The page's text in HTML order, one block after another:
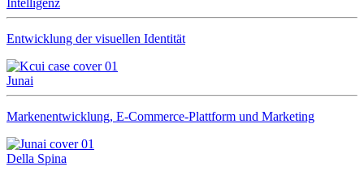
Intelligenz
Entwicklung der visuellen Identität
Junai
Markenentwicklung, E-Commerce-Plattform und Marketing
Della Spina